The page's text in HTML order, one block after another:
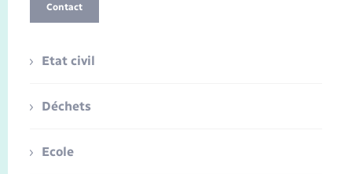
Contact
Etat civil
Déchets
Ecole